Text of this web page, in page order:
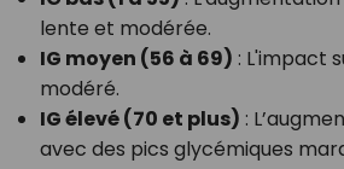
lente et modérée.
IG moyen (56 à 69) : L'impact
modéré.
IG élevé (70 et plus) :
avec des pics glycémiques